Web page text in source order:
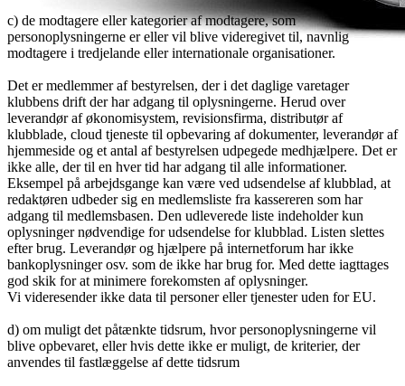
c) de modtagere eller kategorier af modtagere, som
personoplysningerne er eller vil blive videregivet til, navnlig
modtagere i tredjelande eller internationale organisationer.
Det er medlemmer af bestyrelsen, der i det daglige varetager
klubbens drift der har adgang til oplysningerne. Herud over
leverandør af økonomisystem, revisionsfirma, distributør af
klubblade, cloud tjeneste til opbevaring af dokumenter, leverandør af
hjemmeside og et antal af bestyrelsen udpegede medhjælpere. Det er
ikke alle, der til en hver tid har adgang til alle informationer.
Eksempel på arbejdsgange kan være ved udsendelse af klubblad, at
redaktøren udbeder sig en medlemsliste fra kassereren som har
adgang til medlemsbasen. Den udleverede liste indeholder kun
oplysninger nødvendige for udsendelse for klubblad. Listen slettes
efter brug. Leverandør og hjælpere på internetforum har ikke
bankoplysninger osv. som de ikke har brug for. Med dette iagttages
god skik for at minimere forekomsten af oplysninger.
Vi videresender ikke data til personer eller tjenester uden for EU.
d) om muligt det påtænkte tidsrum, hvor personoplysningerne vil
blive opbevaret, eller hvis dette ikke er muligt, de kriterier, der
anvendes til fastlæggelse af dette tidsrum